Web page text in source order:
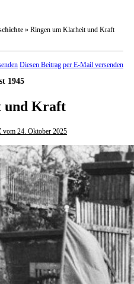
» Ringen um Klarheit und Kraft
Diesen Beitrag per E-Mail versenden
1945
und Kraft
vom 24. Oktober 2025